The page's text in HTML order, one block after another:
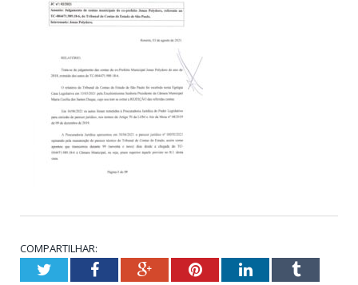
COMPARTILHAR:
TwitterFacebookGoogle+PinterestLinkedInTumblr